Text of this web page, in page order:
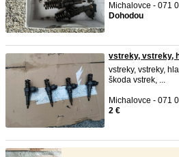
Michalovce - 071
Dohodou
vstreky, vstreky,
vstreky, vstreky,
škoda vstrek, ...
Michalovce - 071
2 €